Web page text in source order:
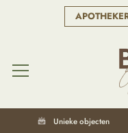
Unieke objecten